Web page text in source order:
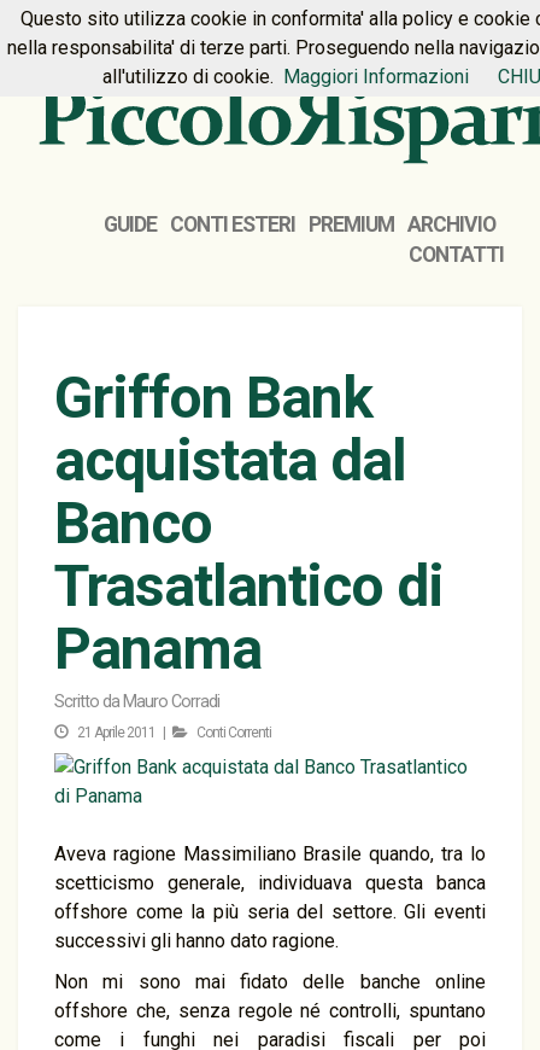
HOME PREMIUM CONTATTI
GUIDE CONTI ESTERI PREMIUM
ARCHIVIO
CONTATTI
Griffon Bank
acquistata dal
Banco
Trasatlantico di
Panama
Scritto da Mauro Corradi
21 Aprile 2011 | Conti Correnti
Aveva ragione Massimiliano Brasile quando, tra lo
scetticismo generale, individuava questa banca
offshore come la più seria del settore. Gli eventi
successivi gli hanno dato ragione.
Non mi sono mai fidato delle banche online
offshore che, senza regole né controlli, spuntano
come i funghi nei paradisi fiscali per poi
Questo sito utilizza cookie in conformita' alla policy e cookie
nella responsabilita' di terze parti. Proseguendo nella
all'utilizzo di cookie. Maggiori Informazioni